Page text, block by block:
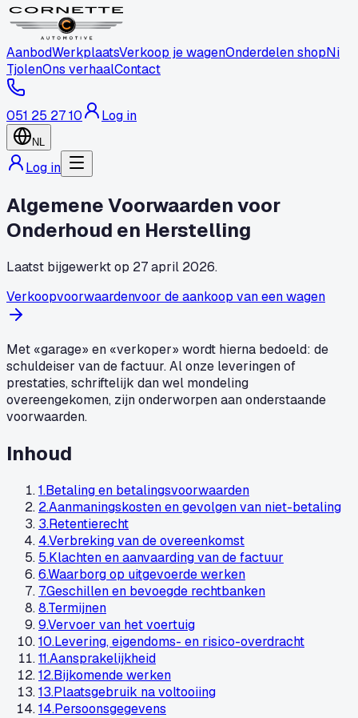
AanbodWerkplaatsVerkoop je wagenOnderdelen shopNi
TjolenOns verhaalContact
051 25 27 10 Log in
NL
Log in
Algemene Voorwaarden voor
Onderhoud en Herstelling
Laatst bijgewerkt op 27 april 2026.
Verkoopvoorwaardenvoor de aankoop van een wagen
Met «garage» en «verkoper» wordt hierna bedoeld: de
schuldeiser van de factuur. Al onze leveringen of
prestaties, schriftelijk dan wel mondeling
overeengekomen, zijn onderworpen aan onderstaande
voorwaarden.
Inhoud
1.Betaling en betalingsvoorwaarden
2.Aanmaningskosten en gevolgen van niet-betaling
3.Retentierecht
4.Verbreking van de overeenkomst
5.Klachten en aanvaarding van de factuur
6.Waarborg op uitgevoerde werken
7.Geschillen en bevoegde rechtbanken
8.Termijnen
9.Vervoer van het voertuig
10.Levering, eigendoms- en risico-overdracht
11.Aansprakelijkheid
12.Bijkomende werken
13.Plaatsgebruik na voltooiing
14.Persoonsgegevens